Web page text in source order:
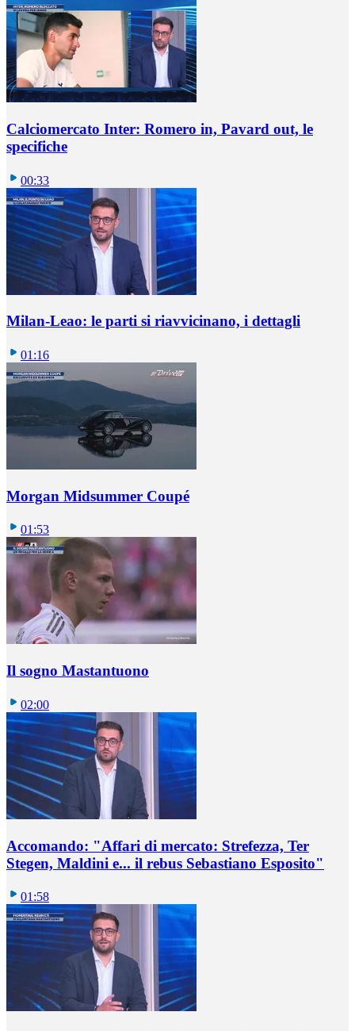
Calciomercato Inter: Romero in, Pavard out, le
specifiche
00:33
Milan-Leao: le parti si riavvicinano, i dettagli
01:16
Morgan Midsummer Coupé
01:53
Il sogno Mastantuono
02:00
Accomando: "Affari di mercato: Strefezza, Ter
Stegen, Maldini e... il rebus Sebastiano Esposito"
01:58